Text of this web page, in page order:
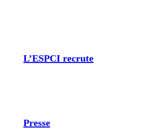
L’ESPCI recrute
Presse